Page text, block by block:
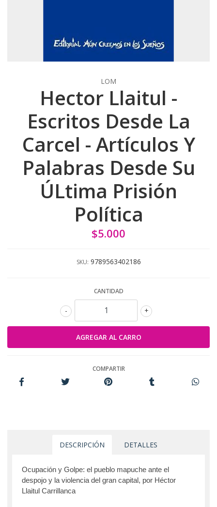
LOM
Hector Llaitul -
Escritos Desde La
Carcel - Artículos Y
Palabras Desde Su
ÚLtima Prisión
Política
$5.000
SKU: 9789563402186
CANTIDAD
+
-
COMPARTIR
DESCRIPCIÓN DETALLES
Ocupación y Golpe: el pueblo mapuche ante el
despojo y la violencia del gran capital, por Héctor
Llaitul Carrillanca